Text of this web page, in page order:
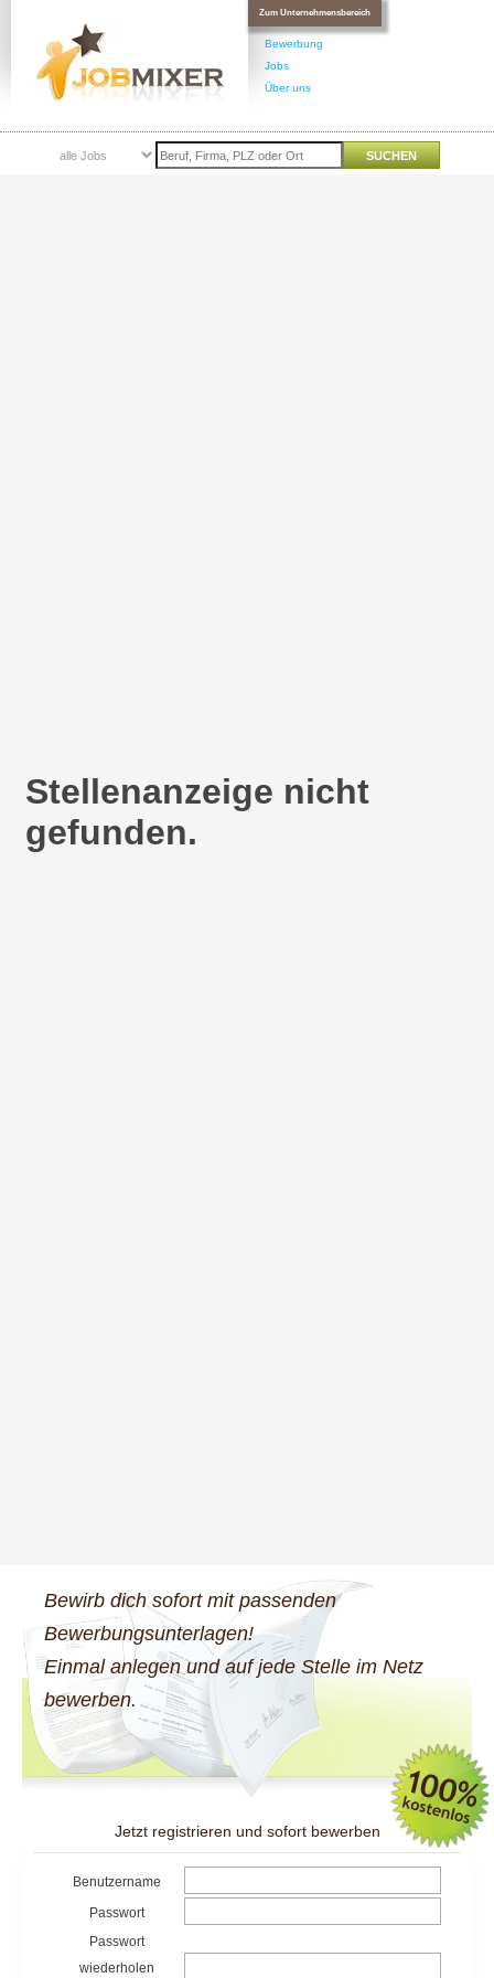
Zum Unternehmensbereich
Bewirb dich sofort mit passenden
Bewerbungsunterlagen!
Einmal anlegen und auf jede Stelle im Netz
bewerben.
Jetzt registrieren und sofort bewerben
Benutzername
Passwort
Passwort
wiederholen
Bewerbung
Jobs
Über uns